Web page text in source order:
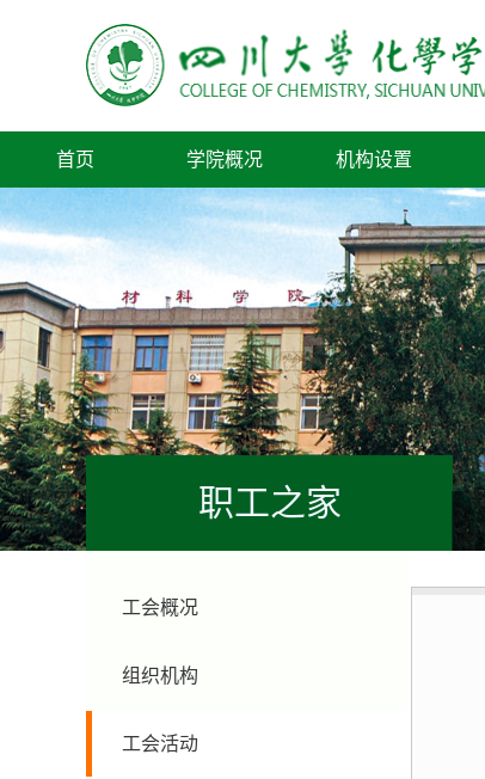
首页 学院概况 机构设置
职工之家
工会概况
组织机构
工会活动